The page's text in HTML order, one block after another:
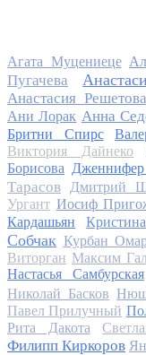
Агата Муцениеце
Пугачева
Анастасия Решетова
Ани Лорак Анна
Бритни Спирс
Виктория Дайнеко
Борисова
Тарасов
Дмитрий
Ургант Иосиф
Кардашьян
Собчак Курбан
Виторган Максим
Настасья Самбурская
Николай Басков
Павел Прилучный
Рита Дакота
Филипп Киркоров